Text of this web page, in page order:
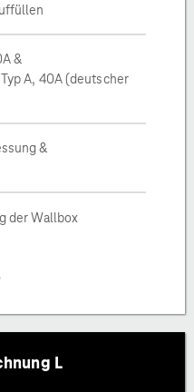
&
A, 40A (deutscher
&
der Wallbox
L